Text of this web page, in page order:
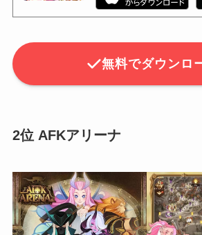
無料でダウンロ
2位 AFKアリーナ